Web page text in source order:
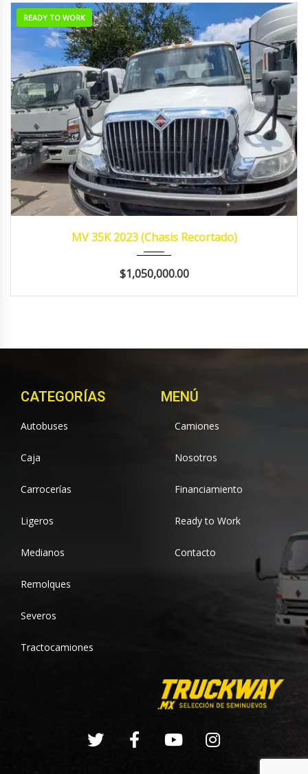
READY TO WORK
MV 35K 2023 (Chasis Recortado)
$1,050,000.00
CATEGORÍAS
Autobuses
Caja
Carrocerías
Ligeros
Medianos
Remolques
Severos
Tractocamiones
MENÚ
Camiones
Nosotros
Financiamiento
Ready to Work
Contacto